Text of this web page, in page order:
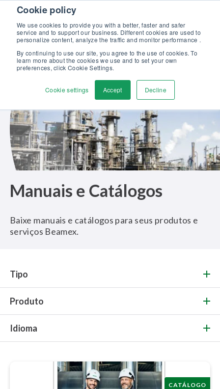
Cookie policy
We use cookies to provide you with a better, faster and safer
service and to support our business. Different cookies are used to
personalize content, analyze the traffic and monitor performance .
By continuing to use our site, you agree to the use of cookies. To
learn more about the cookies we use and to set your own
preferences, click Cookie Settings.
Cookie settings Accept Decline
Skip to content
Descubra o nosso novo folheto Soluções Beamex para excelência em
Fale conosco
Manuais e Catálogos
Baixe manuais e catálogos para seus produtos e
serviços Beamex.
Tipo
Produto
Idioma
CATÁLOGO